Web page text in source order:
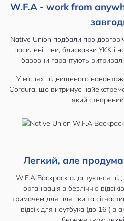
W.F.A - work from
Native Union подбали про
посилені шви, блискавки YKK і
бавовни гарантують
У місцях підвищеного
Cordura, що витримує
який
Легкий, але
W.F.A Backpack адаптується під
організація з безліччю
тримачем для пляшки та
відсік для ноутбука (до 16") з